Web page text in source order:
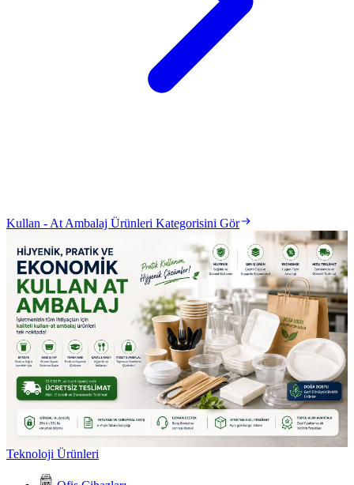
Kullan - At Ambalaj Ürünleri Kategorisini Gör
Teknoloji Ürünleri